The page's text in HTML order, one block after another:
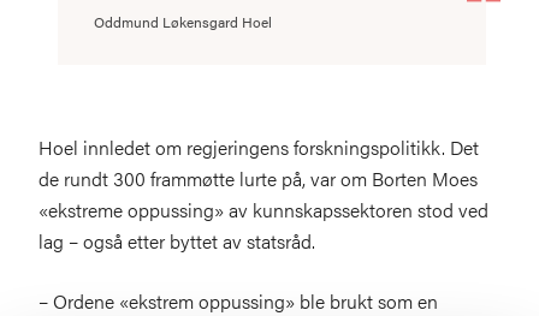
Oddmund Løkensgard Hoel
Hoel innledet om regjeringens forskningspolitikk. Det
de rundt 300 frammøtte lurte på, var om Borten Moes
«ekstreme oppussing» av kunnskapssektoren stod ved
lag – også etter byttet av statsråd.
– Ordene «ekstrem oppussing» ble brukt som en